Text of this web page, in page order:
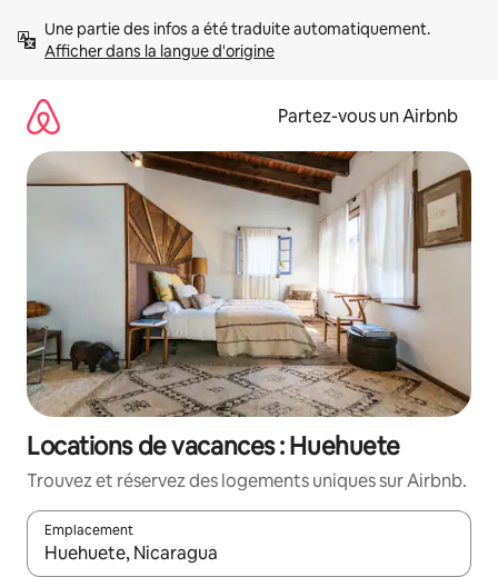
directement
Afficher dans la langue d'origine
Partez-vous un Airbnb
Locations de vacances : Huehuete
Trouvez et réservez des logements uniques sur Airbnb.
Emplacement
Quand les résultats sont affichés, parcourez-les en utilisant